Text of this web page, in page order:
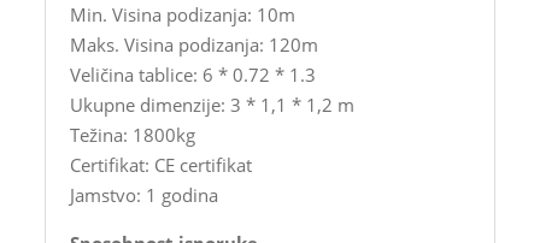
Min. Visina podizanja: 10m
Maks. Visina podizanja: 120m
Veličina tablice: 6 * 0.72 * 1.3
Ukupne dimenzije: 3 * 1,1 * 1,2 m
Težina: 1800kg
Certifikat: CE certifikat
Jamstvo: 1 godina